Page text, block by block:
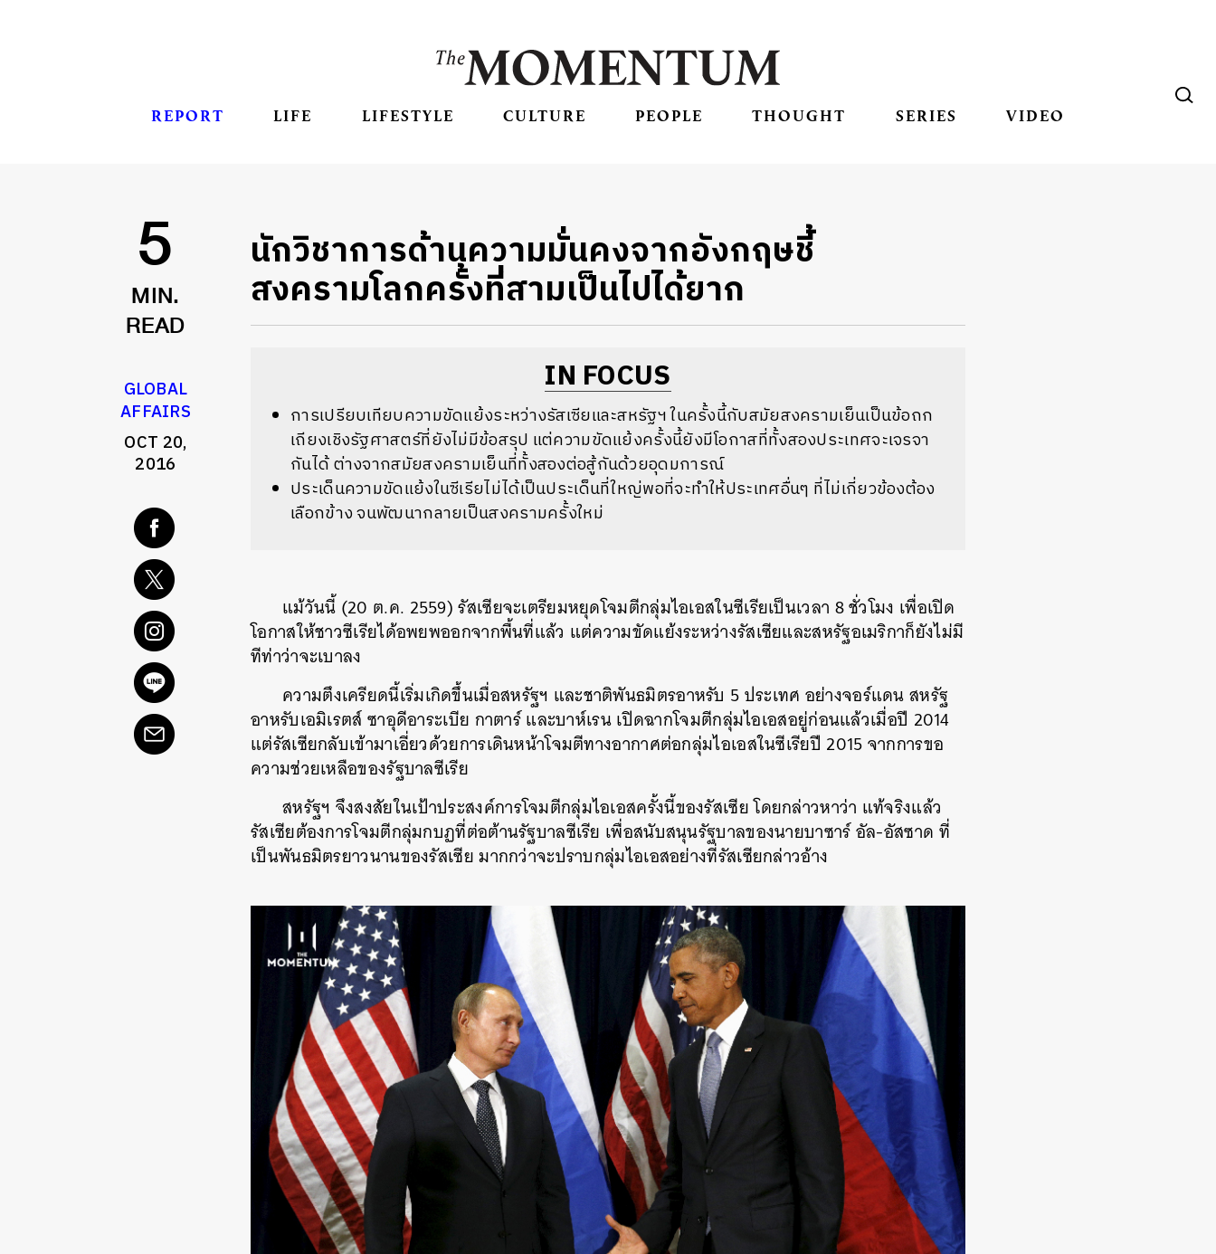
REPORT LIFE LIFESTYLE CULTURE PEOPLE THOUGHT SERIES VIDEO
5
MIN.
READ
GLOBAL
AFFAIRS
OCT 20,
2016
นักวิชาการด้านความมั่นคงจากอังกฤษชี้
สงครามโลกครั้งที่สามเป็นไปได้ยาก
IN FOCUS
การเปรียบเทียบความขัดแย้งระหว่างรัสเซียและสหรัฐฯ ในครั้งนี้กับสมัยสงครามเย็นเป็นข้อถก
เถียงเชิงรัฐศาสตร์ที่ยังไม่มีข้อสรุป แต่ความขัดแย้งครั้งนี้ยังมีโอกาสที่ทั้งสองประเทศจะเจรจา
กันได้ ต่างจากสมัยสงครามเย็นที่ทั้งสองต่อสู้กันด้วยอุดมการณ์
ประเด็นความขัดแย้งในซีเรียไม่ได้เป็นประเด็นที่ใหญ่พอที่จะทำให้ประเทศอื่นๆ ที่ไม่เกี่ยวข้องต้อง
เลือกข้าง จนพัฒนากลายเป็นสงครามครั้งใหม่
แม้วันนี้ (20 ต.ค. 2559) รัสเซียจะเตรียมหยุดโจมตีกลุ่มไอเอสในซีเรียเป็นเวลา 8 ชั่วโมง เพื่อเปิด
โอกาสให้ชาวซีเรียได้อพยพออกจากพื้นที่แล้ว แต่ความขัดแย้งระหว่างรัสเซียและสหรัฐอเมริกาก็ยังไม่มี
ทีท่าว่าจะเบาลง
ความตึงเครียดนี้เริ่มเกิดขึ้นเมื่อสหรัฐฯ และชาติพันธมิตรอาหรับ 5 ประเทศ อย่างจอร์แดน สหรัฐ
อาหรับเอมิเรตส์ ซาอุดีอาระเบีย กาตาร์ และบาห์เรน เปิดฉากโจมตีกลุ่มไอเอสอยู่ก่อนแล้วเมื่อปี 2014
แต่รัสเซียกลับเข้ามาเอี่ยวด้วยการเดินหน้าโจมตีทางอากาศต่อกลุ่มไอเอสในซีเรียปี 2015 จากการขอ
ความช่วยเหลือของรัฐบาลซีเรีย
สหรัฐฯ จึงสงสัยในเป้าประสงค์การโจมตีกลุ่มไอเอสครั้งนี้ของรัสเซีย โดยกล่าวหาว่า แท้จริงแล้ว
รัสเซียต้องการโจมตีกลุ่มกบฏที่ต่อต้านรัฐบาลซีเรีย เพื่อสนับสนุนรัฐบาลของนายบาซาร์ อัล-อัสซาด ที่
เป็นพันธมิตรยาวนานของรัสเซีย มากกว่าจะปราบกลุ่มไอเอสอย่างที่รัสเซียกล่าวอ้าง